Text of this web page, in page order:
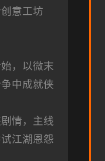
意工坊
，以微末
中成就侠
情，主线
江湖恩怨